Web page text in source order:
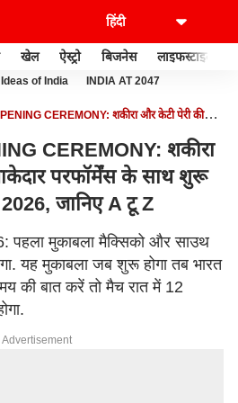
खेल ऐस्ट्रो बिजनेस लाइफस्टाइल
Ideas of India INDIA AT 2047
CEREMONY: शकीरा और केटी पेरी की
CEREMONY: शकीरा
परफॉर्मेंस के साथ शुरू
2026, जानिए A टू Z
मुकाबला मैक्सिको और साउथ
यह मुकाबला जब शुरू होगा तब भारत
की बात करें तो मैच रात में 12
Advertisement